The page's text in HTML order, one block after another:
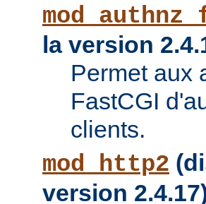
la version
Permet aux
FastCGI
clients.
mod_http2
version